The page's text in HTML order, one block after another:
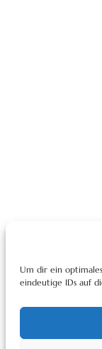
Um dir ein
eindeutige IDs auf